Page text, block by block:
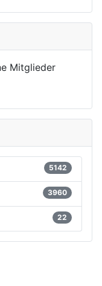
Mitglieder
5142
3960
22